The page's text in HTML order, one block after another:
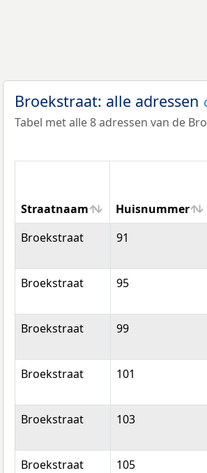
Broekstraat: alle adressen
Tabel met alle 8 adressen van de
Straatnaam Huisnummer
Straatnaam
Huisnummer
Broekstraat 91
Broekstraat 95
Broekstraat 99
Broekstraat 101
Broekstraat 103
Broekstraat 105